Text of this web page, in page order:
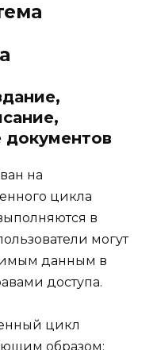
документов
на
цикла
в
могут
данным в
доступа.
цикл
образом: